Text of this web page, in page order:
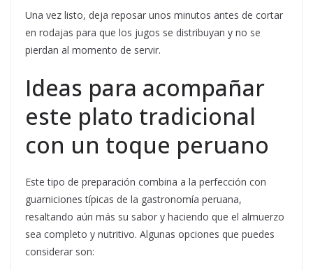
Una vez listo, deja reposar unos minutos antes de cortar
en rodajas para que los jugos se distribuyan y no se
pierdan al momento de servir.
Ideas para acompañar
este plato tradicional
con un toque peruano
Este tipo de preparación combina a la perfección con
guarniciones típicas de la gastronomía peruana,
resaltando aún más su sabor y haciendo que el almuerzo
sea completo y nutritivo. Algunas opciones que puedes
considerar son: